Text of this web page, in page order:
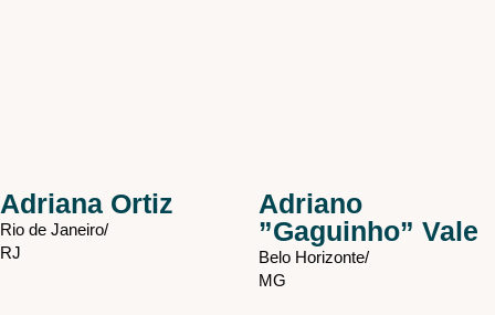
Adriana Ortiz
Rio de Janeiro/
RJ
Adriano
”Gaguinho” Vale
Belo Horizonte/
MG